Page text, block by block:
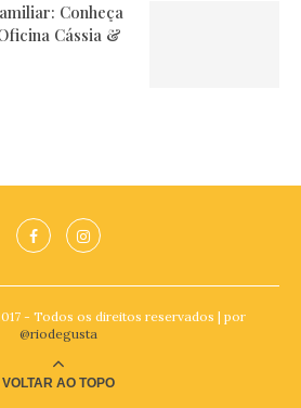
Conheça
Cássia &
- Todos os direitos reservados | por
@riodegusta
VOLTAR AO TOPO